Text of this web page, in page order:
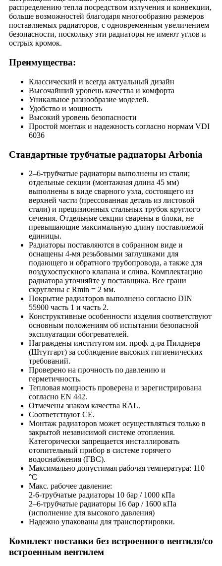
распределению тепла посредством излучения и конвекции,
больше возможностей благодаря многообразию размеров
поставляемых радиаторов, с одновременным увеличением
безопасности, поскольку эти радиаторы не имеют углов и
острых кромок.
Преимущества:
Классический и всегда актуальный дизайн
Высочайший уровень качества и комфорта
Уникальное разнообразие моделей.
Удобство и мощность
Высокий уровень безопасности
Простой монтаж и надежность согласно нормам VDI
6036
Стандартные трубчатые радиаторы Arbonia
2–6-трубчатые радиаторы выполнены из стали;
отдельные секции (монтажная длина 45 мм)
выполнены в виде сварного узла, состоящего из
верхней части (прессованная деталь из листовой
стали) и прецизионных стальных трубок круглого
сечения. Отдельные секции сварены в блоки, не
превышающие максимальную длину поставляемой
единицы.
Радиаторы поставляются в собранном виде и
оснащены 4-мя резьбовыми заглушками для
подающего и обратного трубопровода, а также для
воздухоспускного клапана и слива. Комплектацию
радиатора уточняйте у поставщика. Все грани
скруглены с Rmin = 2 мм.
Покрытие радиаторов выполнено согласно DIN
55900 часть 1 и часть 2.
Конструктивные особенности изделия соответствуют
основным положениям об испытании безопасной
эксплуатации обогревателей.
Награждены институтом им. проф. д-ра Пилднера
(Штутгарт) за соблюдение высоких гигиенических
требований.
Проверено на прочность по давлению и
герметичность.
Тепловая мощность проверена и зарегистрирована
согласно EN 442.
Отмечены знаком качества RAL.
Соответствуют CE.
Монтаж радиаторов может осуществляться только в
закрытой независимой системе отопления.
Категорически запрещается инсталлировать
отопительный прибор в системе горячего
водоснабжения (ГВС).
Максимально допустимая рабочая температура: 110
°C
Макс. рабочее давление:
2-6-трубчатые радиаторы 10 бар / 1000 кПа
2–6-трубчатые радиаторы 16 бар / 1600 кПа
(исполнение для высокого давления)
Надежно упакованы для транспортировки.
Комплект поставки без встроенного вентиля/со
встроенным вентилем